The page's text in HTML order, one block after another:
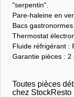
"serpentin".
Pare-haleine en
Bacs
Thermostat
Fluide réfrigérant :
Garantie pièces : 2
Toutes pièces
chez StockResto